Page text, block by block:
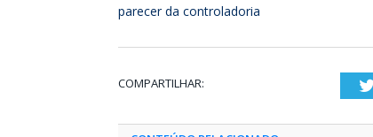
parecer da controladoria
COMPARTILHAR: